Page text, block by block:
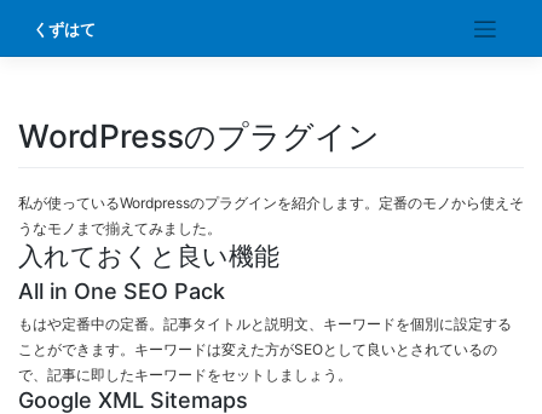
content
くずはて
WordPressのプラグイン
私が使っているWordpressのプラグインを紹介します。定番のモノから使えそ
うなモノまで揃えてみました。
入れておくと良い機能
All in One SEO Pack
もはや定番中の定番。記事タイトルと説明文、キーワードを個別に設定する
ことができます。キーワードは変えた方がSEOとして良いとされているの
で、記事に即したキーワードをセットしましょう。
Google XML Sitemaps